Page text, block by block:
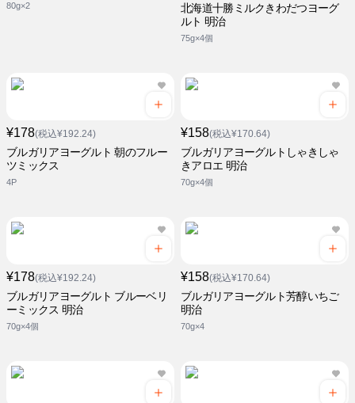
80g×2
北海道十勝ミルクきわだつヨーグ
ルト 明治
75g×4個
¥178(税込¥192.24)
ブルガリアヨーグルト 朝のフルー
ツミックス
4P
¥158(税込¥170.64)
ブルガリアヨーグルトしゃきしゃ
きアロエ 明治
70g×4個
¥178(税込¥192.24)
ブルガリアヨーグルト ブルーベリ
ーミックス 明治
70g×4個
¥158(税込¥170.64)
ブルガリアヨーグルト芳醇いちご
明治
70g×4